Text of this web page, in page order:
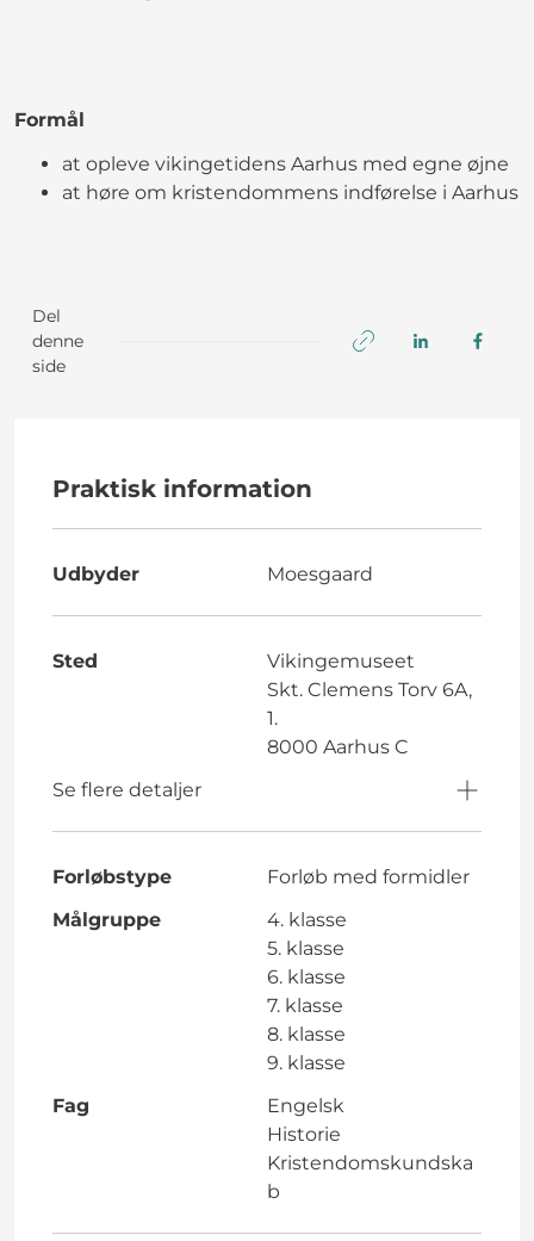
Formål
at opleve vikingetidens Aarhus med egne øjne
at høre om kristendommens indførelse i Aarhus
Del
denne
side
Praktisk information
Udbyder Moesgaard
Sted
Vikingemuseet
Skt. Clemens Torv 6A,
1.
8000 Aarhus C
Se flere detaljer
Forløbstype
Forløb med formidler
Målgruppe
4. klasse
5. klasse
6. klasse
7. klasse
8. klasse
9. klasse
Fag
Engelsk
Historie
Kristendomskundska
b